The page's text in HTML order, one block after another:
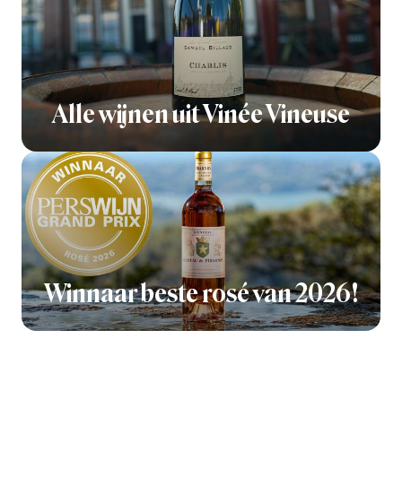
Alle wijnen uit Vinée Vineuse
Winnaar beste rosé van 2026!